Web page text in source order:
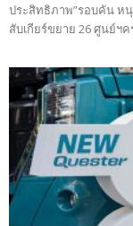
ประสิทธิภาพ”รอบคัน ห
สับเกียร์ขยาย 26 ศูนย์ฯ